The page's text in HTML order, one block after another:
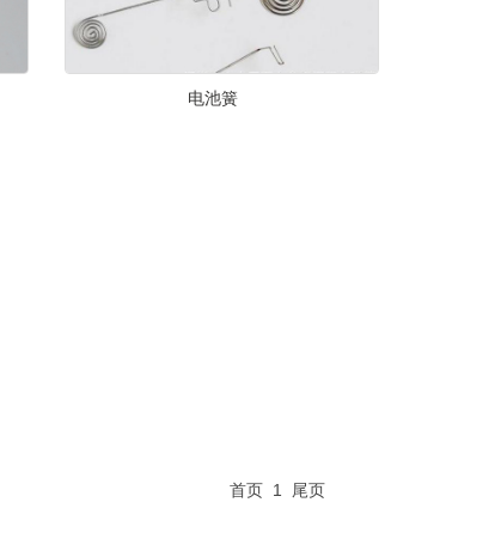
电池簧
首页 1 尾页